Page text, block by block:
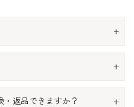
返品できますか？